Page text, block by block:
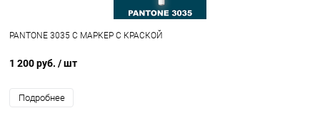
PANTONE 3035 C МАРКЕР С КРАСКОЙ
1 200 руб. / шт
Подробнее